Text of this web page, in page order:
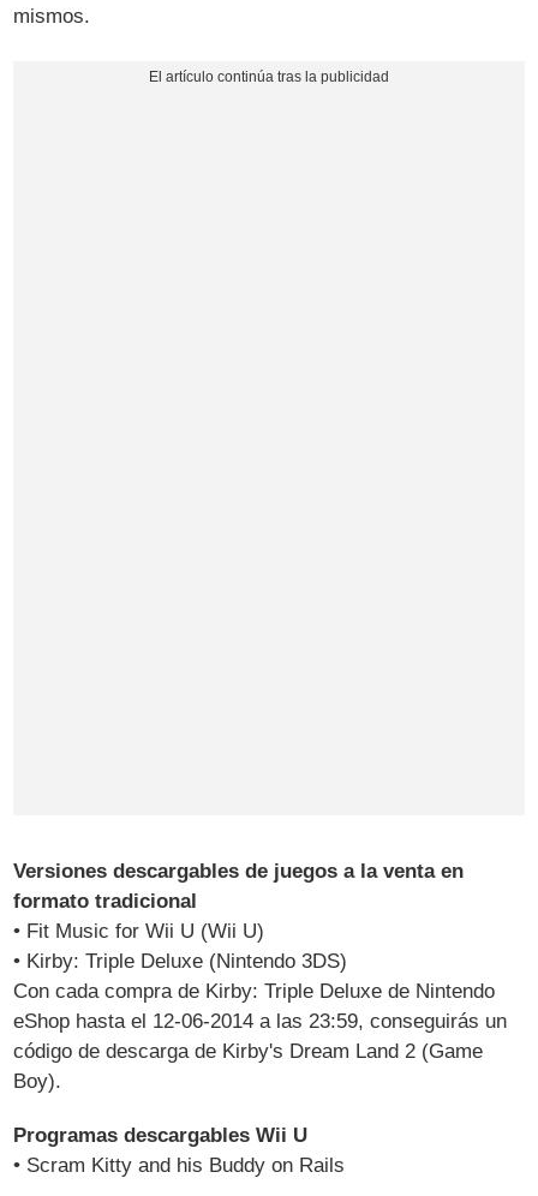
mismos.
Versiones descargables de juegos a la venta en
formato tradicional
• Fit Music for Wii U (Wii U)
• Kirby: Triple Deluxe (Nintendo 3DS)
Con cada compra de Kirby: Triple Deluxe de Nintendo
eShop hasta el 12-06-2014 a las 23:59, conseguirás un
código de descarga de Kirby's Dream Land 2 (Game
Boy).
Programas descargables Wii U
• Scram Kitty and his Buddy on Rails